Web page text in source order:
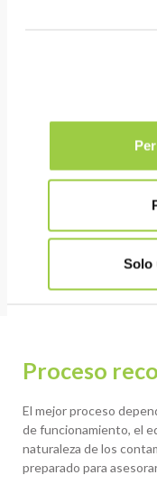
Solo
Puede utilizarse
No tóxico y sin
Bajo impacto
Proceso
El mejor proceso
de funcionamiento, el
naturaleza de los
preparado para